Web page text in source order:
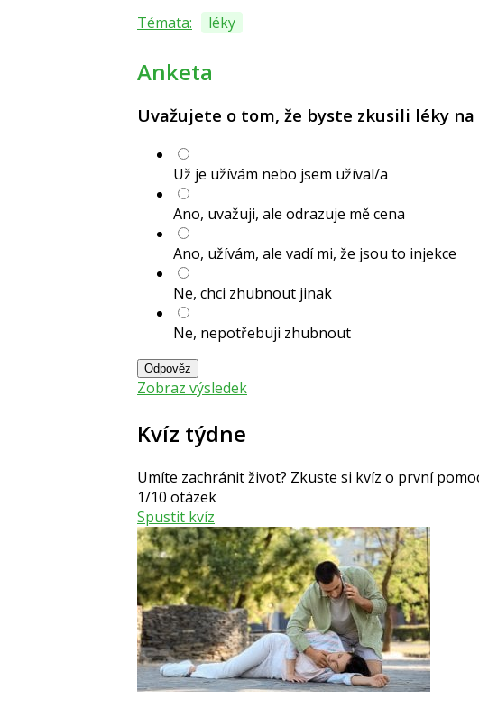
Témata:
léky
Anketa
Uvažujete o tom, že byste zkusili léky
Už je užívám nebo jsem užíval/a
Ano, uvažuji, ale odrazuje mě cena
Ano, užívám, ale vadí mi, že jsou to injekce
Ne, chci zhubnout jinak
Ne, nepotřebuji zhubnout
Odpověz
Zobraz výsledek
Kvíz týdne
Umíte zachránit život? Zkuste si kvíz o první
1/10 otázek
Spustit kvíz